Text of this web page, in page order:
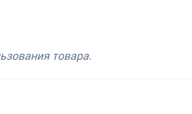
товара.